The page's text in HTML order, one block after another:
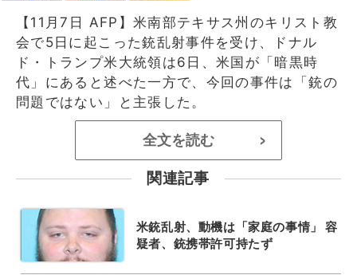
【11月7日 AFP】米南部テキサス州のキリスト教
会で5日に起こった銃乱射事件を受け、ドナル
ド・トランプ米大統領は6日、米国が「暗黒時
代」にあると述べた一方で、今回の事件は「銃の
問題ではない」と主張した。
全文を読む >
関連記事
米銃乱射、動機は「家庭の事情」 容
疑者、銃携帯許可持たず